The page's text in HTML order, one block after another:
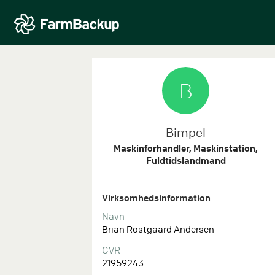
B
Bimpel
Maskinforhandler, Maskinstation,
Fuldtidslandmand
Virksomhedsinformation
Navn
Brian Rostgaard Andersen
CVR
21959243